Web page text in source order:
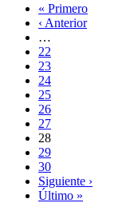
« Primero
‹ Anterior
…
22
23
24
25
26
27
28
29
30
Siguiente ›
Último »